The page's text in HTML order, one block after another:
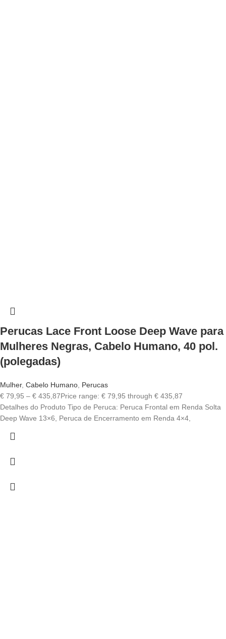
Perucas Lace Front Loose Deep Wave para
Mulheres Negras, Cabelo Humano, 40 pol.
(polegadas)
Mulher, Cabelo Humano, Perucas
€ 79,95 – € 435,87Price range: € 79,95 through € 435,87
Detalhes do Produto Tipo de Peruca: Peruca Frontal em Renda Solta
Deep Wave 13×6, Peruca de Encerramento em Renda 4×4,